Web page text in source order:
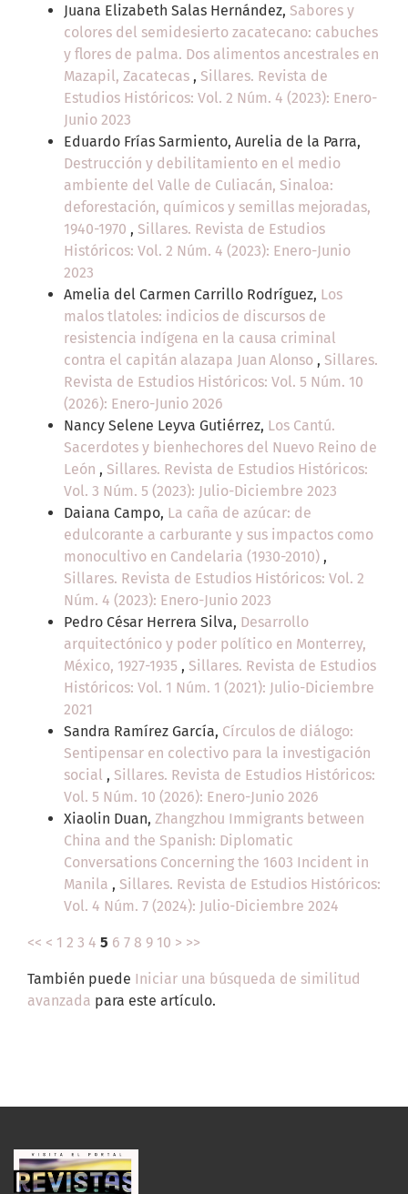
Juana Elizabeth Salas Hernández, Sabores y
colores del semidesierto zacatecano: cabuches
y flores de palma. Dos alimentos ancestrales en
Mazapil, Zacatecas , Sillares. Revista de
Estudios Históricos: Vol. 2 Núm. 4 (2023): Enero-
Junio 2023
Eduardo Frías Sarmiento, Aurelia de la Parra,
Destrucción y debilitamiento en el medio
ambiente del Valle de Culiacán, Sinaloa:
deforestación, químicos y semillas mejoradas,
1940-1970 , Sillares. Revista de Estudios
Históricos: Vol. 2 Núm. 4 (2023): Enero-Junio
2023
Amelia del Carmen Carrillo Rodríguez, Los
malos tlatoles: indicios de discursos de
resistencia indígena en la causa criminal
contra el capitán alazapa Juan Alonso , Sillares.
Revista de Estudios Históricos: Vol. 5 Núm. 10
(2026): Enero-Junio 2026
Nancy Selene Leyva Gutiérrez, Los Cantú.
Sacerdotes y bienhechores del Nuevo Reino de
León , Sillares. Revista de Estudios Históricos:
Vol. 3 Núm. 5 (2023): Julio-Diciembre 2023
Daiana Campo, La caña de azúcar: de
edulcorante a carburante y sus impactos como
monocultivo en Candelaria (1930-2010) ,
Sillares. Revista de Estudios Históricos: Vol. 2
Núm. 4 (2023): Enero-Junio 2023
Pedro César Herrera Silva, Desarrollo
arquitectónico y poder político en Monterrey,
México, 1927-1935 , Sillares. Revista de Estudios
Históricos: Vol. 1 Núm. 1 (2021): Julio-Diciembre
2021
Sandra Ramírez García, Círculos de diálogo:
Sentipensar en colectivo para la investigación
social , Sillares. Revista de Estudios Históricos:
Vol. 5 Núm. 10 (2026): Enero-Junio 2026
Xiaolin Duan, Zhangzhou Immigrants between
China and the Spanish: Diplomatic
Conversations Concerning the 1603 Incident in
Manila , Sillares. Revista de Estudios Históricos:
Vol. 4 Núm. 7 (2024): Julio-Diciembre 2024
<< < 1 2 3 4 5 6 7 8 9 10 > >>
También puede Iniciar una búsqueda de similitud
avanzada para este artículo.